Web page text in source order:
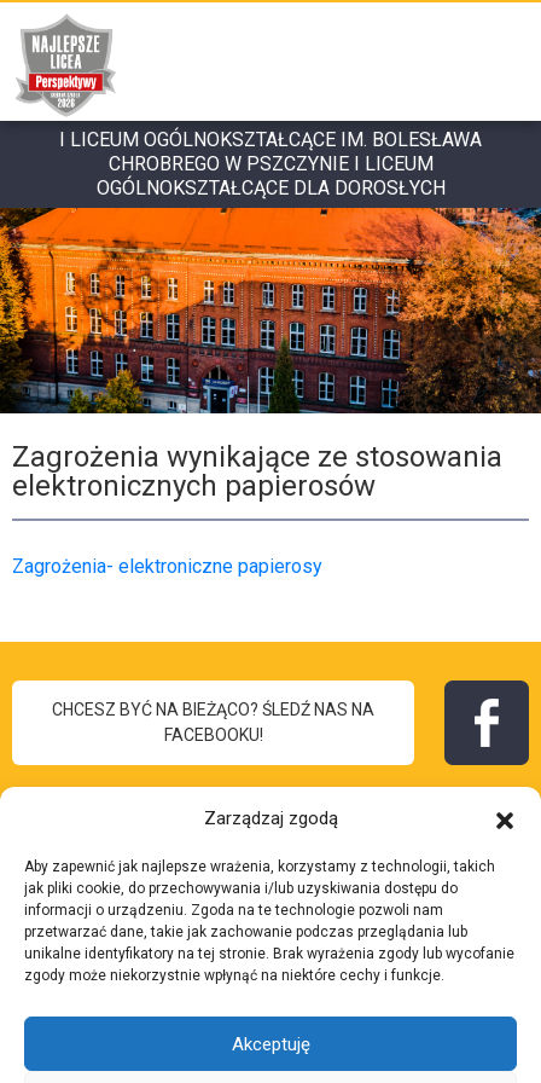
Zarządzaj zgodą
Aby zapewnić jak najlepsze wrażenia, korzystamy z technologii, takich
jak pliki cookie, do przechowywania i/lub uzyskiwania dostępu do
informacji o urządzeniu. Zgoda na te technologie pozwoli nam
przetwarzać dane, takie jak zachowanie podczas przeglądania lub
unikalne identyfikatory na tej stronie. Brak wyrażenia zgody lub wycofanie
zgody może niekorzystnie wpłynąć na niektóre cechy i funkcje.
Akceptuję
I LICEUM OGÓLNOKSZTAŁCĄCE IM. BOLESŁAWA
CHROBREGO W PSZCZYNIE I LICEUM
OGÓLNOKSZTAŁCĄCE DLA DOROSŁYCH
Zagrożenia wynikające ze stosowania
elektronicznych papierosów
Zagrożenia- elektroniczne papierosy
CHCESZ BYĆ NA BIEŻĄCO? ŚLEDŹ NAS NA
FACEBOOKU!
I Liceum
Ogólnokształcące
im. Bolesława Chrobrego
w Pszczynie
Skontaktuj się z nami:
Adres:ul. 3 Maja 7, 43-
200 Pszczyna
Telefon:32 210 37 27
Email:lp.anyzczsp-